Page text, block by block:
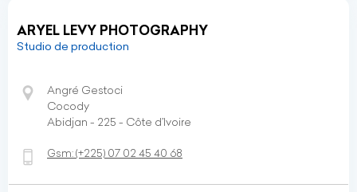
ARYEL LEVY PHOTOGRAPHY
Studio de production
Angré Gestoci
Cocody
Abidjan - 225 - Côte d’Ivoire
Gsm:(+225) 07 02 45 40 68